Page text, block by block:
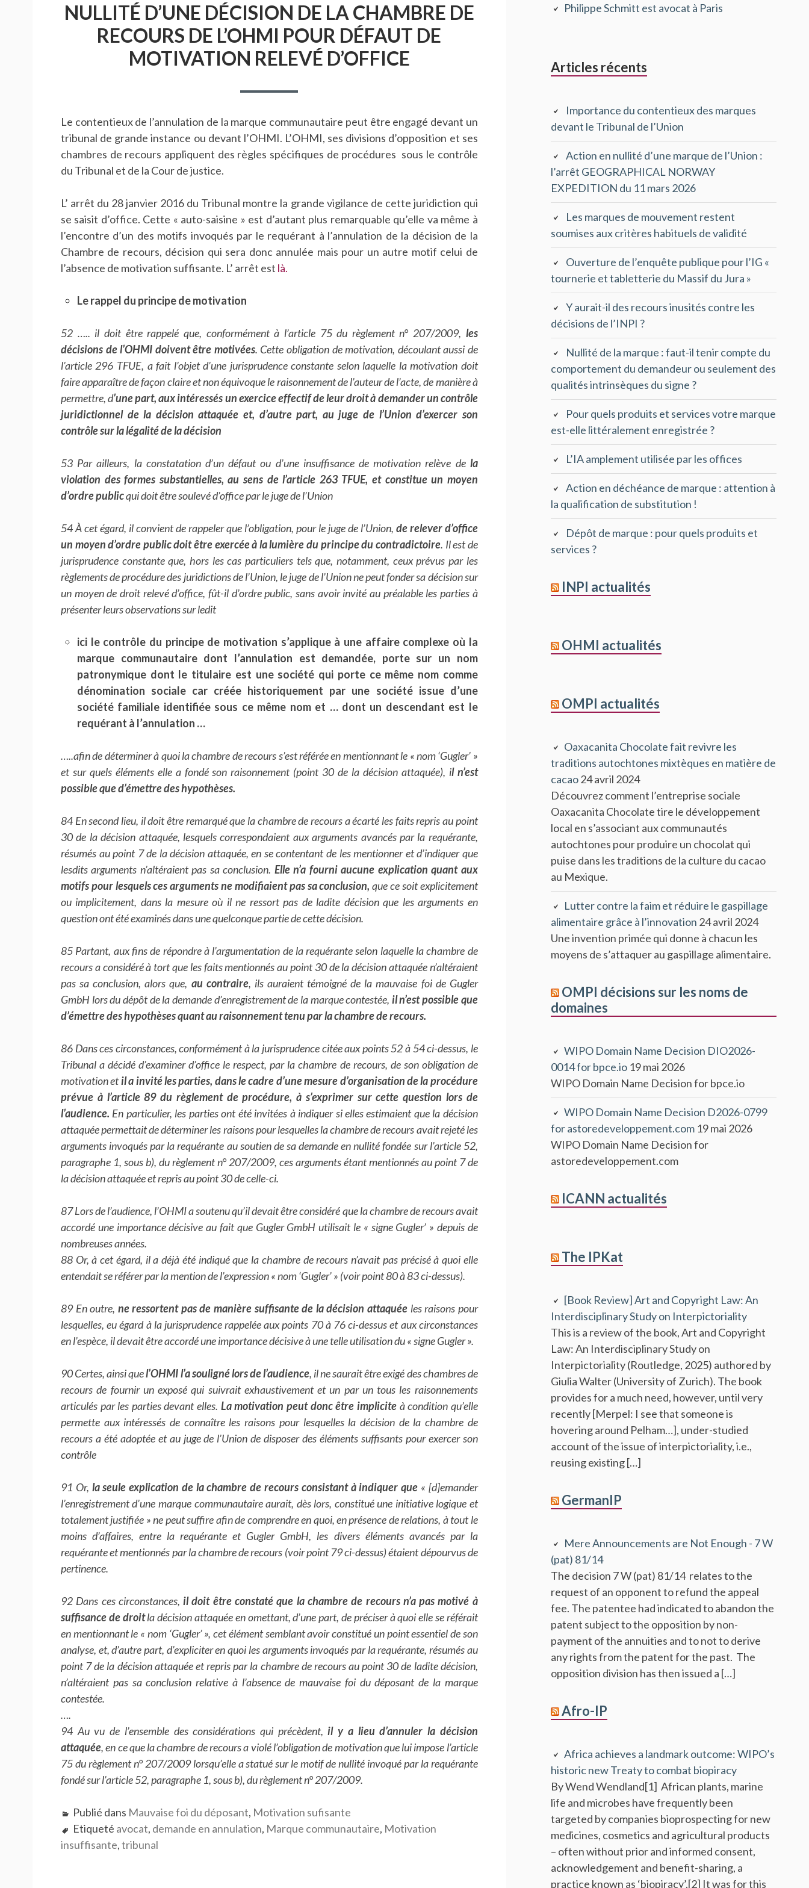
NULLITÉ D’UNE DÉCISION DE LA CHAMBRE DE
RECOURS DE L’OHMI POUR DÉFAUT DE
MOTIVATION RELEVÉ D’OFFICE
Le contentieux de l’annulation de la marque communautaire peut être engagé devant un
tribunal de grande instance ou devant l’OHMI. L’OHMI, ses divisions d’opposition et ses
chambres de recours appliquent des règles spécifiques de procédures sous le contrôle
du Tribunal et de la Cour de justice.
L’ arrêt du 28 janvier 2016 du Tribunal montre la grande vigilance de cette juridiction qui
se saisit d’office. Cette « auto-saisine » est d’autant plus remarquable qu’elle va même à
l’encontre d’un des motifs invoqués par le requérant à l’annulation de la décision de la
Chambre de recours, décision qui sera donc annulée mais pour un autre motif celui de
l’absence de motivation suffisante. L’ arrêt est là.
Le rappel du principe de motivation
52 ….. il doit être rappelé que, conformément à l’article 75 du règlement n° 207/2009, les
décisions de l’OHMI doivent être motivées. Cette obligation de motivation, découlant aussi de
l’article 296 TFUE, a fait l’objet d’une jurisprudence constante selon laquelle la motivation doit
faire apparaître de façon claire et non équivoque le raisonnement de l’auteur de l’acte, de manière à
permettre, d’une part, aux intéressés un exercice effectif de leur droit à demander un contrôle
juridictionnel de la décision attaquée et, d’autre part, au juge de l’Union d’exercer son
contrôle sur la légalité de la décision
53 Par ailleurs, la constatation d’un défaut ou d’une insuffisance de motivation relève de la
violation des formes substantielles, au sens de l’article 263 TFUE, et constitue un moyen
d’ordre publicqui doit être soulevé d’office par le juge de l’Union
54 À cet égard, il convient de rappeler que l’obligation, pour le juge de l’Union, de relever d’office
un moyen d’ordre public doit être exercée à la lumière du principe du contradictoire. Il est de
jurisprudence constante que, hors les cas particuliers tels que, notamment, ceux prévus par les
règlements de procédure des juridictions de l’Union, le juge de l’Union ne peut fonder sa décision sur
un moyen de droit relevé d’office, fût-il d’ordre public, sans avoir invité au préalable les parties à
présenter leurs observations sur ledit
ici le contrôle du principe de motivation s’applique à une affaire complexe où la
marque communautaire dont l’annulation est demandée, porte sur un nom
patronymique dont le titulaire est une société qui porte ce même nom comme
dénomination sociale car créée historiquement par une société issue d’une
société familiale identifiée sous ce même nom et … dont un descendant est le
requérant à l’annulation …
…..afin de déterminer à quoi la chambre de recours s’est référée en mentionnant le « nom ‘Gugler’ »
et sur quels éléments elle a fondé son raisonnement (point 30 de la décision attaquée), il n’est
possible que d’émettre des hypothèses.
84 En second lieu, il doit être remarqué que la chambre de recours a écarté les faits repris au point
30 de la décision attaquée, lesquels correspondaient aux arguments avancés par la requérante,
résumés au point 7 de la décision attaquée, en se contentant de les mentionner et d’indiquer que
lesdits arguments n’altéraient pas sa conclusion. Elle n’a fourni aucune explication quant aux
motifs pour lesquels ces arguments ne modifiaient pas sa conclusion, que ce soit explicitement
ou implicitement, dans la mesure où il ne ressort pas de ladite décision que les arguments en
question ont été examinés dans une quelconque partie de cette décision.
85 Partant, aux fins de répondre à l’argumentation de la requérante selon laquelle la chambre de
recours a considéré à tort que les faits mentionnés au point 30 de la décision attaquée n’altéraient
pas sa conclusion, alors que, au contraire, ils auraient témoigné de la mauvaise foi de Gugler
GmbH lors du dépôt de la demande d’enregistrement de la marque contestée, il n’est possible que
d’émettre des hypothèses quant au raisonnement tenu par la chambre de recours.
86 Dans ces circonstances, conformément à la jurisprudence citée aux points 52 à 54 ci-dessus, le
Tribunal a décidé d’examiner d’office le respect, par la chambre de recours, de son obligation de
motivation etil a invité les parties, dans le cadre d’une mesure d’organisation de la procédure
prévue à l’article 89 du règlement de procédure, à s’exprimer sur cette question lors de
l’audience. En particulier, les parties ont été invitées à indiquer si elles estimaient que la décision
attaquée permettait de déterminer les raisons pour lesquelles la chambre de recours avait rejeté les
arguments invoqués par la requérante au soutien de sa demande en nullité fondée sur l’article 52,
paragraphe 1, sous b), du règlement n° 207/2009, ces arguments étant mentionnés au point 7 de
la décision attaquée et repris au point 30 de celle-ci.
87 Lors de l’audience, l’OHMI a soutenu qu’il devait être considéré que la chambre de recours avait
accordé une importance décisive au fait que Gugler GmbH utilisait le « signe Gugler’ » depuis de
nombreuses années.
88 Or, à cet égard, il a déjà été indiqué que la chambre de recours n’avait pas précisé à quoi elle
entendait se référer par la mention de l’expression « nom ‘Gugler’ » (voir point 80 à 83 ci-dessus).
89 En outre, ne ressortent pas de manière suffisante de la décision attaquée les raisons pour
lesquelles, eu égard à la jurisprudence rappelée aux points 70 à 76 ci-dessus et aux circonstances
en l’espèce, il devait être accordé une importance décisive à une telle utilisation du « signe Gugler ».
90 Certes, ainsi quel’OHMI l’a souligné lors de l’audience, il ne saurait être exigé des chambres de
recours de fournir un exposé qui suivrait exhaustivement et un par un tous les raisonnements
articulés par les parties devant elles. La motivation peut donc être impliciteà condition qu’elle
permette aux intéressés de connaître les raisons pour lesquelles la décision de la chambre de
recours a été adoptée et au juge de l’Union de disposer des éléments suffisants pour exercer son
contrôle
91 Or, la seule explication de la chambre de recours consistant à indiquer que « [d]emander
l’enregistrement d’une marque communautaire aurait, dès lors, constitué une initiative logique et
totalement justifiée » ne peut suffire afin de comprendre en quoi, en présence de relations, à tout le
moins d’affaires, entre la requérante et Gugler GmbH, les divers éléments avancés par la
requérante et mentionnés par la chambre de recours (voir point 79 ci-dessus) étaient dépourvus de
pertinence.
92 Dans ces circonstances,il doit être constaté que la chambre de recours n’a pas motivé à
suffisance de droitla décision attaquée en omettant, d’une part, de préciser à quoi elle se référait
en mentionnant le « nom ‘Gugler’ », cet élément semblant avoir constitué un point essentiel de son
analyse, et, d’autre part, d’expliciter en quoi les arguments invoqués par la requérante, résumés au
point 7 de la décision attaquée et repris par la chambre de recours au point 30 de ladite décision,
n’altéraient pas sa conclusion relative à l’absence de mauvaise foi du déposant de la marque
contestée.
….
94 Au vu de l’ensemble des considérations qui précèdent,il y a lieu d’annuler la décision
attaquée, en ce que la chambre de recours a violé l’obligation de motivation que lui impose l’article
75 du règlement n° 207/2009 lorsqu’elle a statué sur le motif de nullité invoqué par la requérante
fondé sur l’article 52, paragraphe 1, sous b), du règlement n° 207/2009.
Publié dans Mauvaise foi du déposant, Motivation sufisante
Etiqueté avocat, demande en annulation, Marque communautaire, Motivation
insuffisante,tribunal
principale
Philippe Schmitt est avocat à Paris
Articles récents
Importance du contentieux des marques
devant le Tribunal de l’Union
Action en nullité d’une marque de l’Union :
l’arrêt GEOGRAPHICAL NORWAY
EXPEDITION du 11 mars 2026
Les marques de mouvement restent
soumises aux critères habituels de validité
Ouverture de l’enquête publique pour l’IG «
tournerie et tabletterie du Massif du Jura »
Y aurait-il des recours inusités contre les
décisions de l’INPI ?
Nullité de la marque : faut-il tenir compte du
comportement du demandeur ou seulement des
qualités intrinsèques du signe ?
Pour quels produits et services votre marque
est-elle littéralement enregistrée ?
L’IA amplement utilisée par les offices
Action en déchéance de marque : attention à
la qualification de substitution !
Dépôt de marque : pour quels produits et
services ?
INPI actualités
OHMI actualités
OMPI actualités
Oaxacanita Chocolate fait revivre les
traditions autochtones mixtèques en matière de
cacao24 avril 2024
Découvrez comment l’entreprise sociale
Oaxacanita Chocolate tire le développement
local en s’associant aux communautés
autochtones pour produire un chocolat qui
puise dans les traditions de la culture du cacao
au Mexique.
Lutter contre la faim et réduire le gaspillage
alimentaire grâce à l’innovation 24 avril 2024
Une invention primée qui donne à chacun les
moyens de s’attaquer au gaspillage alimentaire.
OMPI décisions sur les noms de
domaines
WIPO Domain Name Decision DIO2026-
0014 for bpce.io 19 mai 2026
WIPO Domain Name Decision for bpce.io
WIPO Domain Name Decision D2026-0799
for astoredeveloppement.com 19 mai 2026
WIPO Domain Name Decision for
astoredeveloppement.com
ICANN actualités
The IPKat
[Book Review] Art and Copyright Law: An
Interdisciplinary Study on Interpictoriality
This is a review of the book, Art and Copyright
Law: An Interdisciplinary Study on
Interpictoriality (Routledge, 2025) authored by
Giulia Walter (University of Zurich). The book
provides for a much need, however, until very
recently [Merpel: I see that someone is
hovering around Pelham…], under-studied
account of the issue of interpictoriality, i.e.,
reusing existing […]
GermanIP
Mere Announcements are Not Enough - 7 W
(pat) 81/14
The decision 7 W (pat) 81/14 relates to the
request of an opponent to refund the appeal
fee. The patentee had indicated to abandon the
patent subject to the opposition by non-
payment of the annuities and to not to derive
any rights from the patent for the past. The
opposition division has then issued a […]
Afro-IP
Africa achieves a landmark outcome: WIPO’s
historic new Treaty to combat biopiracy
By Wend Wendland[1] African plants, marine
life and microbes have frequently been
targeted by companies bioprospecting for new
medicines, cosmetics and agricultural products
– often without prior and informed consent,
acknowledgement and benefit-sharing, a
practice known as ‘biopiracy’.[2] It was for this